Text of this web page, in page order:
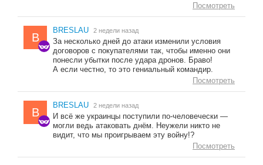
Посмотреть
B
BRESLAU 2 недели назад
За несколько дней до атаки изменили условия
договоров с покупателями так, чтобы именно они
понесли убытки после удара дронов. Браво!
А если честно, то это гениальный командир.
Посмотреть
B
BRESLAU 2 недели назад
И всё же украинцы поступили по-человечески —
могли ведь атаковать днём. Неужели никто не
видит, что мы проигрываем эту войну!?
Посмотреть